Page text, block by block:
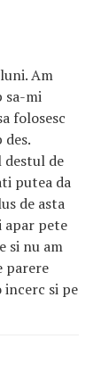
Am
sa-mi
folosesc
destul de
putea da
de asta
apar pete
si nu am
parere
incerc si pe